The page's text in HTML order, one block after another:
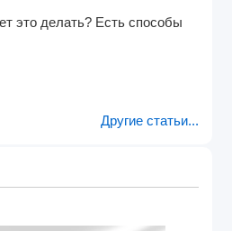
это делать? Есть способы
Другие статьи...